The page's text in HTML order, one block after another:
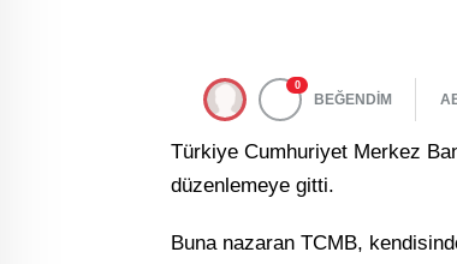
0
BEĞENDİM
Türkiye Cumhuriyet Merkez
düzenlemeye gitti.
Buna nazaran TCMB,